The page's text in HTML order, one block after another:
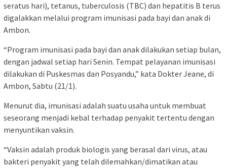
seratus hari), tetanus, tuberculosis (TBC) dan hepatitis B terus
digalakkan melalui program imunisasi pada bayi dan anak di
Ambon.
“Program imunisasi pada bayi dan anak dilakukan setiap bulan,
dengan jadwal setiap hari Senin. Tempat pelayanan imunisasi
dilakukan di Puskesmas dan Posyandu,” kata Dokter Jeane, di
Ambon, Sabtu (21/1).
Menurut dia, imunisasi adalah suatu usaha untuk membuat
seseorang menjadi kebal terhadap penyakit tertentu dengan
menyuntikan vaksin.
“Vaksin adalah produk biologis yang berasal dari virus, atau
bakteri penyakit yang telah dilemahkan/dimatikan atau